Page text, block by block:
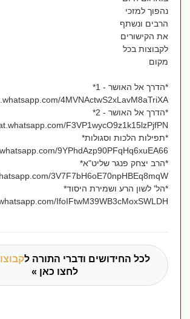
נהפוך למזכי
הרבים ונשתף
את הקישורים
לקבוצות בכל
מקום
*הדרך אל האושר - 1*
4MVNActwS2xLavM8aTriXA
*הדרך אל האושר - 2*
F3VP1wycO9z1k15lzPjfPN
*תפילות הלכות וסגולות*
9YPhdAzp90PFqHq6xuEA66
*הרב יצחק פנגר שליט"א*
3V7F7bH6oE70npHBEq8mqW
*הל' לשון הרע ושמירת היסוד*
IfoIFtwM39WB3cMoxSWLDH
לכל החידושים ודברי התורה ל
לחצו כאן »